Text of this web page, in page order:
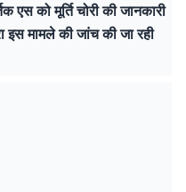
एस को मूर्ति चोरी की जानकारी
इस मामले की जांच की जा रही